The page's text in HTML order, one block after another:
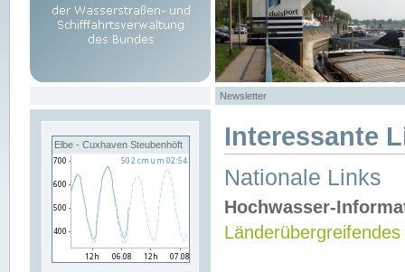
Newsletter
Elbe - Cuxhaven Steubenhöft Interessante
Nationale Links
Hochwasser-